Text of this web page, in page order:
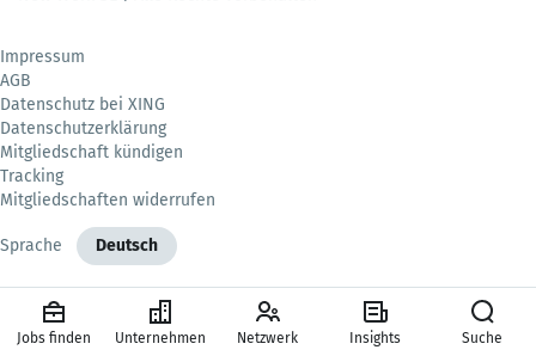
Impressum
AGB
Datenschutz bei XING
Datenschutzerklärung
Mitgliedschaft kündigen
Tracking
Mitgliedschaften widerrufen
Sprache Deutsch
Jobs finden Unternehmen Netzwerk Insights Suche